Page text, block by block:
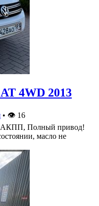
4WD 2013
• 👁 16
АКПП, Полный привод!
масло не